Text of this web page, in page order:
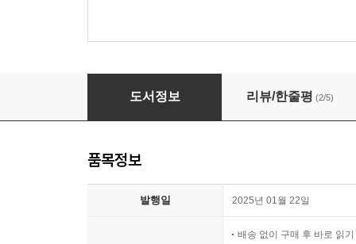
일렉기타 솔로 연주를 위한 말랑기타 트레이닝
도서정보 리뷰/한줄평 (2/5)
품목정보
발행일 2025년 01월 22일
배송 없이 구매 후 바로 읽기